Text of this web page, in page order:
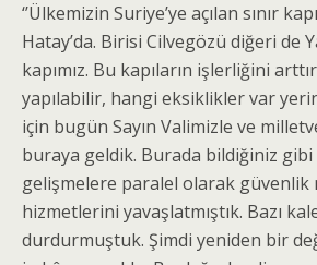
‘’Ülkemizin Suriye’ye açılan sınır
Hatay’da. Birisi Cilvegözü diğeri de
kapımız. Bu kapıların işlerliğini
yapılabilir, hangi eksiklikler var
için bugün Sayın Valimizle ve
buraya geldik. Burada bildiğiniz gibi
gelişmelere paralel olarak
hizmetlerini yavaşlatmıştık. Bazı
durdurmuştuk. Şimdi yeniden bir